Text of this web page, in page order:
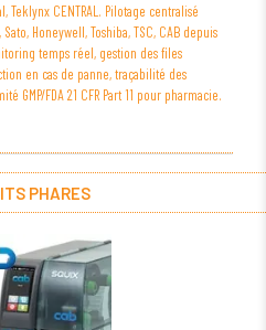
Teklynx CENTRAL. Pilotage centralisé
Honeywell, Toshiba, TSC, CAB depuis
temps réel, gestion des files
en cas de panne, traçabilité des
GMP/FDA 21 CFR Part 11 pour pharmacie.
PHARES